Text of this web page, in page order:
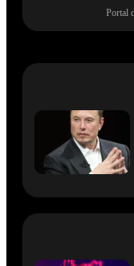
Portal